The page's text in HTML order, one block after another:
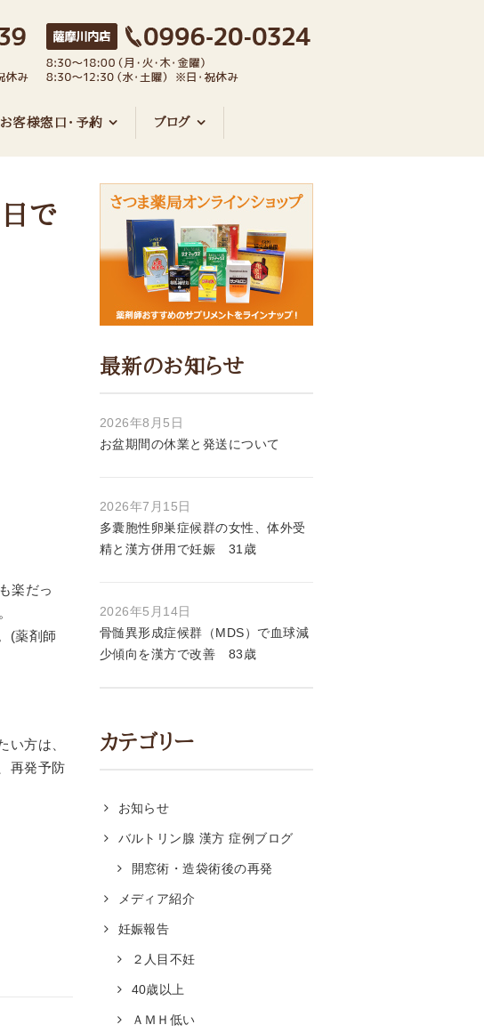
お客様窓口・予約 ブログ
で
楽だっ
(薬剤師
い方は、
再発予防
最新のお知らせ
2026年8月5日
お盆期間の休業と発送について
2026年7月15日
多囊胞性卵巣症候群の女性、体外受
精と漢方併用で妊娠 31歳
2026年5月14日
骨髄異形成症候群（MDS）で血球減
少傾向を漢方で改善 83歳
カテゴリー
お知らせ
バルトリン腺 漢方 症例ブログ
開窓術・造袋術後の再発
メディア紹介
妊娠報告
２人目不妊
40歳以上
ＡＭＨ低い